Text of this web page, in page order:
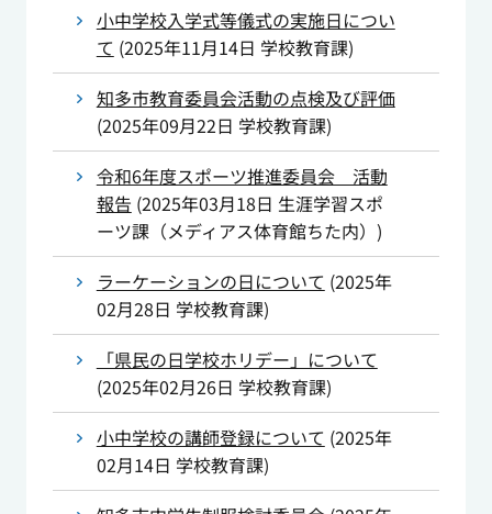
小中学校入学式等儀式の実施日につい
て (2025年11月14日 学校教育課)
知多市教育委員会活動の点検及び評価
(2025年09月22日 学校教育課)
令和6年度スポーツ推進委員会 活動
報告 (2025年03月18日 生涯学習スポ
ーツ課（メディアス体育館ちた内） )
ラーケーションの日について (2025年
02月28日 学校教育課)
「県民の日学校ホリデー」について
(2025年02月26日 学校教育課)
小中学校の講師登録について (2025年
02月14日 学校教育課)